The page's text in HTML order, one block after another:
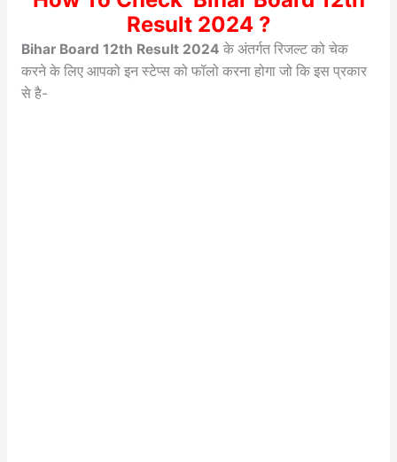
Result 2024 ?
Bihar Board 12th Result 2024 के अंतर्गत रिजल्ट को चेक
करने के लिए आपको इन स्टेप्स को फॉलो करना होगा जो कि इस प्रकार
से है-